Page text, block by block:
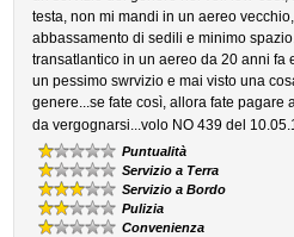
testa, non mi mandi in un aereo
abbassamento di sedili e minimo
transatlantico in un aereo da 20 anni fa
un pessimo swrvizio e mai visto una
genere...se fate così, allora fate pagare
da vergognarsi...volo NO 439 del
Puntualità
Servizio a Terra
Servizio a Bordo
Pulizia
Convenienza